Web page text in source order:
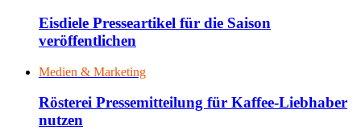
Eisdiele Presseartikel für die Saison
veröffentlichen
Medien & Marketing
Rösterei Pressemitteilung für Kaffee-Liebhaber
nutzen